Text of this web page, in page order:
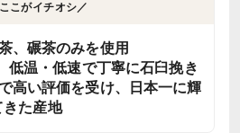
こがイチオシ／
、碾茶のみを使用
低温・低速で丁寧に石臼挽き
高い評価を受け、日本一に輝
きた産地